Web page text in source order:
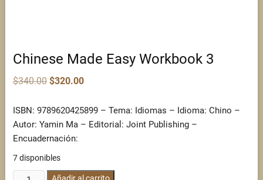
Chinese Made Easy Workbook 3
$340.00 Original
price
$340.00.
$320.00Current
$320.00.
ISBN: 9789620425899 – Tema: Idiomas – Idioma: Chino –
Autor: Yamin Ma – Editorial: Joint Publishing –
Encuadernación:
7 disponibles
Chinese